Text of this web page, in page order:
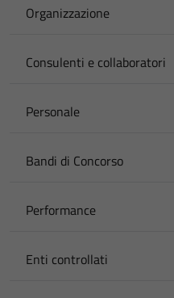
Organizzazione
Consulenti e collaboratori
Personale
Bandi di Concorso
Performance
Enti controllati